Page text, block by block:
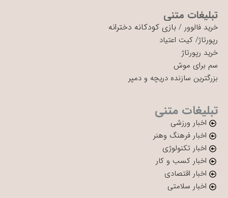
تبلیغات متنی
خرید فالوور / بازی کودکانه دخترانه
رپورتاژ/ کیت اعتیاد
خرید رپورتاژ
سم برای موش
بزرگترین سازنده دریچه و دمپر
تبلیغات متنی
اخبار ورزشی
اخبار فرهنگ وهنر
اخبار تکنولوژی
اخبار کسب و کار
اخبار اقتصادی
اخبار سلامتی